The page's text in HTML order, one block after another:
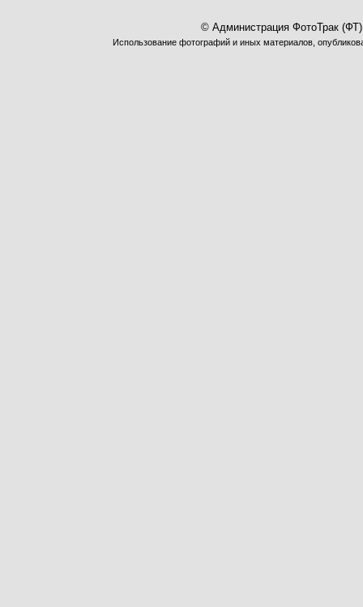
© Администрация ФотоТрак
Использование фотографий и иных материалов,